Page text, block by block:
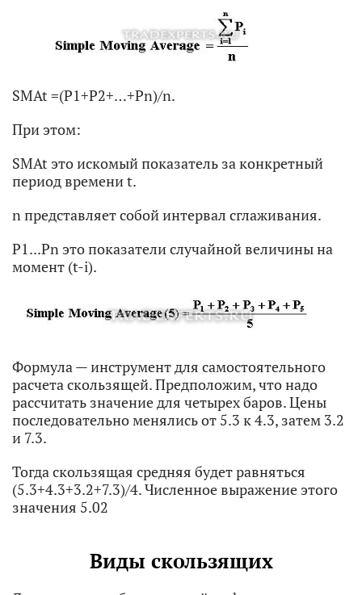
SMAt =(P1+P2+…+Pn)/n.
При этом:
SMAt это искомый показатель за конкретный
период времени t.
n представляет собой интервал сглаживания.
P1...Pn это показатели случайной величины на
момент (t-i).
Формула — инструмент для самостоятельного
расчета скользящей. Предположим, что надо
рассчитать значение для четырех баров. Цены
последовательно менялись от 5.3 к 4.3, затем 3.2
и 7.3.
Тогда скользящая средняя будет равняться
(5.3+4.3+3.2+7.3)/4. Численное выражение этого
значения 5.02
Виды скользящих